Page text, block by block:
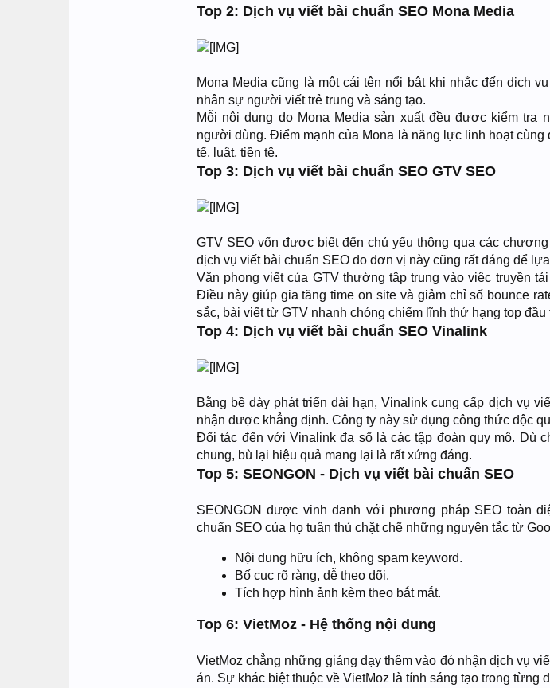
Top 2: Dịch vụ viết bài chuẩn SEO Mona Media
Mona Media cũng là một cái tên nổi bật khi nhắc đến dịch
nhân sự người viết trẻ trung và sáng tạo.
Mỗi nội dung do Mona Media sản xuất đều được kiểm tra
người dùng. Điểm mạnh của Mona là năng lực linh hoạt
tế, luật, tiền tệ.
Top 3: Dịch vụ viết bài chuẩn SEO GTV SEO
GTV SEO vốn được biết đến chủ yếu thông qua các
dịch vụ viết bài chuẩn SEO do đơn vị này cũng rất đáng để
Văn phong viết của GTV thường tập trung vào việc truyền
Điều này giúp gia tăng time on site và giảm chỉ số bounce
sắc, bài viết từ GTV nhanh chóng chiếm lĩnh thứ hạng top đầu
Top 4: Dịch vụ viết bài chuẩn SEO Vinalink
Bằng bề dày phát triển dài hạn, Vinalink cung cấp dịch vụ
nhận được khẳng định. Công ty này sử dụng công thức độc
Đối tác đến với Vinalink đa số là các tập đoàn quy mô. Dù
chung, bù lại hiệu quả mang lại là rất xứng đáng.
Top 5: SEONGON - Dịch vụ viết bài chuẩn SEO
SEONGON được vinh danh với phương pháp SEO toàn
chuẩn SEO của họ tuân thủ chặt chẽ những nguyên tắc từ
Nội dung hữu ích, không spam keyword.
Bố cục rõ ràng, dễ theo dõi.
Tích hợp hình ảnh kèm theo bắt mắt.
Top 6: VietMoz - Hệ thống nội dung
VietMoz chẳng những giảng dạy thêm vào đó nhận dịch vụ
án. Sự khác biệt thuộc về VietMoz là tính sáng tạo trong từng